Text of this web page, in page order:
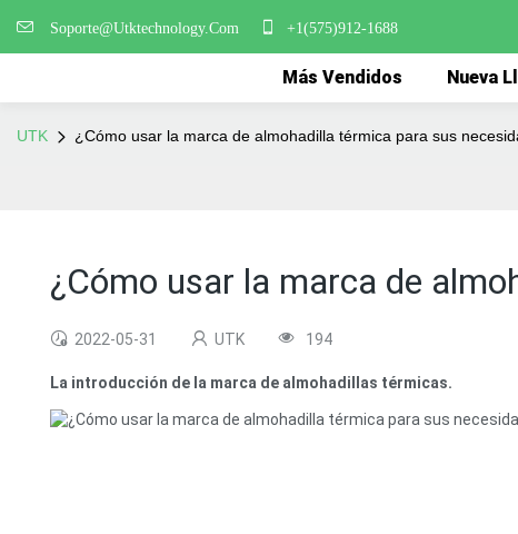
Soporte@Utktechnology.Com +1(575)912-1688
Más Vendidos Nueva
UTK ¿Cómo usar la marca de almohadilla térmica para sus
¿Cómo usar la marca de
2022-05-31 UTK 194
La introducción de la marca de almohadillas térmicas.